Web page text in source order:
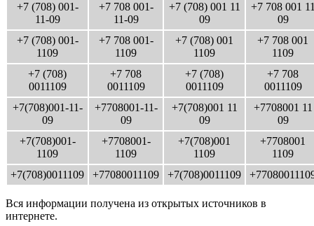
+7 (708) 001-
11-09
+7 708 001-
11-09
+7 (708) 001 11
09
+7 708 001
09
+7 (708) 001-
1109
+7 708 001-
1109
+7 (708) 001
1109
+7 708 001
1109
+7 (708)
0011109
+7 708
0011109
+7 (708)
0011109
+7 708
0011109
+7(708)001-11-
09
+7708001-11-
09
+7(708)001 11
09
+7708001 11
09
+7(708)001-
1109
+7708001-
1109
+7(708)001
1109
+7708001
1109
+7(708)0011109
+77080011109 +7(708)0011109
Вся информации получена из открытых источников в
интернете.